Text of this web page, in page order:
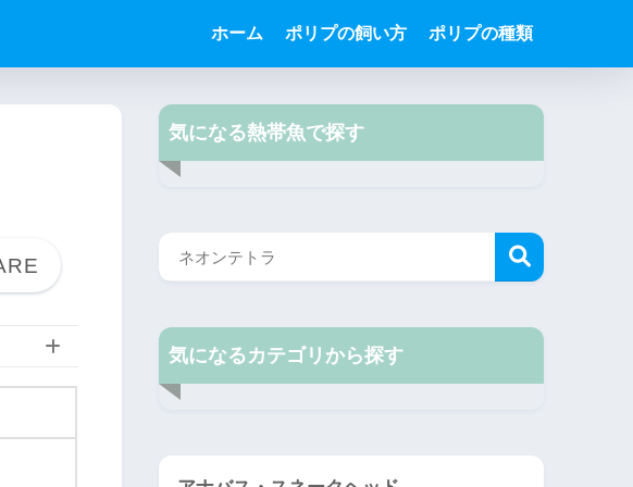
ホーム ポリプの飼い方 ポリプの種類
気になる熱帯魚で探す
気になるカテゴリから探す